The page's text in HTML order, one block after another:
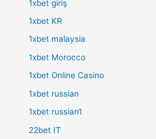
1xbet giriş
1xbet KR
1xbet malaysia
1xbet Morocco
1xbet Online Casino
1xbet russian
1xbet russian1
22bet IT